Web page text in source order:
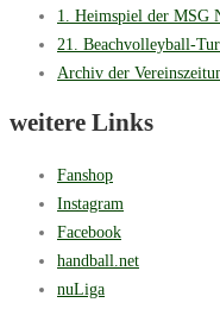
1. Heimspiel der MSG
21. Beachvolleyball-
Archiv der
weitere Links
Fanshop
Instagram
Facebook
handball.net
nuLiga